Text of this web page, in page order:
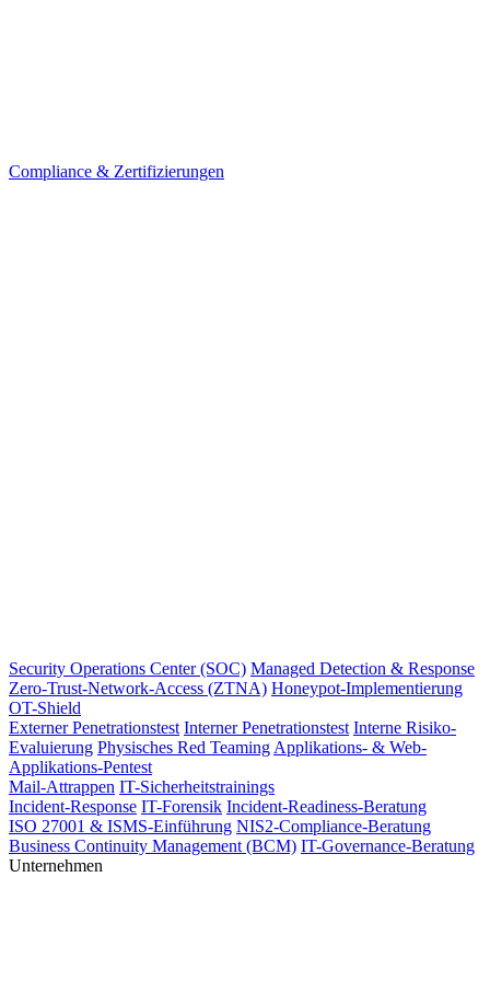
Compliance & Zertifizierungen
Security Operations Center (SOC) Managed Detection & Response
Zero-Trust-Network-Access (ZTNA) Honeypot-Implementierung
OT-Shield
Externer Penetrationstest Interner Penetrationstest Interne Risiko-
Evaluierung Physisches Red Teaming Applikations- & Web-
Applikations-Pentest
Mail-Attrappen IT-Sicherheitstrainings
Incident-Response IT-Forensik Incident-Readiness-Beratung
ISO 27001 & ISMS-Einführung NIS2-Compliance-Beratung
Business Continuity Management (BCM) IT-Governance-Beratung
Unternehmen